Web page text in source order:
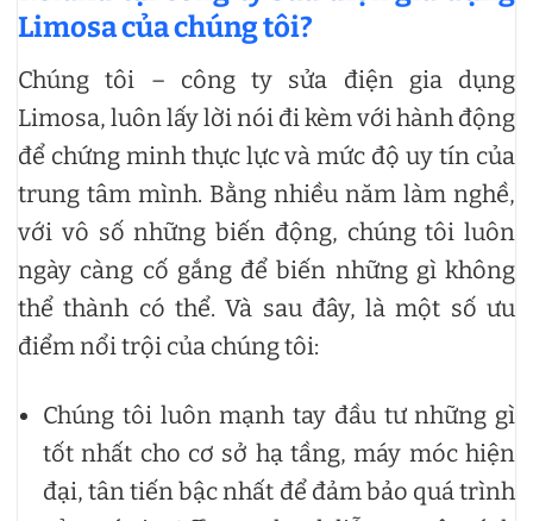
Limosa của chúng tôi?
Chúng tôi – công ty sửa điện gia dụng
Limosa, luôn lấy lời nói đi kèm với hành động
để chứng minh thực lực và mức độ uy tín của
trung tâm mình. Bằng nhiều năm làm nghề,
với vô số những biến động, chúng tôi luôn
ngày càng cố gắng để biến những gì không
thể thành có thể. Và sau đây, là một số ưu
điểm nổi trội của chúng tôi:
Chúng tôi luôn mạnh tay đầu tư những gì
tốt nhất cho cơ sở hạ tầng, máy móc hiện
đại, tân tiến bậc nhất để đảm bảo quá trình